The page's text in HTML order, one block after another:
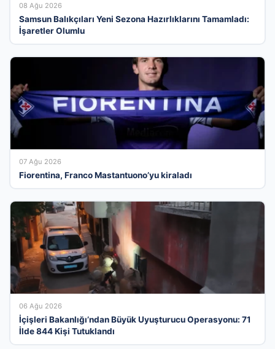
08 Ağu 2026
Samsun Balıkçıları Yeni Sezona Hazırlıklarını Tamamladı:
İşaretler Olumlu
07 Ağu 2026
Fiorentina, Franco Mastantuono’yu kiraladı
06 Ağu 2026
İçişleri Bakanlığı’ndan Büyük Uyuşturucu Operasyonu: 71
İlde 844 Kişi Tutuklandı